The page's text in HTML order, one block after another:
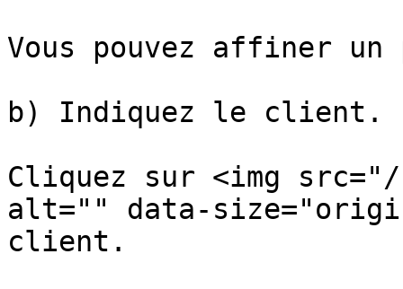
Vous pouvez affiner
b) Indiquez le client.
Cliquez sur <img src="/
alt="" data-
client.